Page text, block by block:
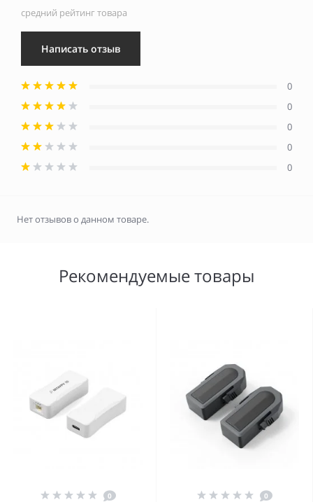
средний рейтинг товара
Написать отзыв
0
0
0
0
0
Нет отзывов о данном товаре.
Рекомендуемые товары
0 0